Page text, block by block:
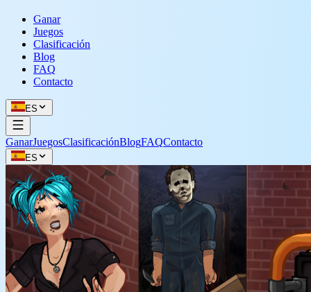
Ganar
Juegos
Clasificación
Blog
FAQ
Contacto
ES
GanarJuegosClasificaciónBlogFAQContacto
ES